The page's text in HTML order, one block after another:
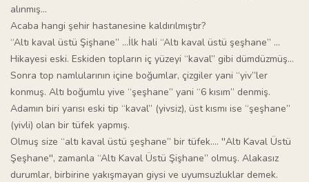
alınmış…
Acaba hangi şehir hastanesine kaldırılmıştır?
“Altı kaval üstü Şişhane” …İlk hali “Altı kaval üstü şeşhane” …
Hikayesi eski. Eskiden topların iç yüzeyi “kaval” gibi dümdüzmüş…
Sonra top namlularının içine boğumlar, çizgiler yani “yiv”ler
konmuş. Altı boğumlu yive “şeşhane” yani “6 kısım” denmiş.
Adamın biri yarısı eski tip “kaval” (yivsiz), üst kısmı ise “şeşhane”
(yivli) olan bir tüfek yapmış.
Olmuş size “altı kaval üstü şeşhane” bir tüfek…. ''Altı Kaval Üstü
Şeşhane'', zamanla “Altı Kaval Üstü Şişhane” olmuş. Alakasız
durumlar, birbirine yakışmayan giysi ve uyumsuzluklar demek.